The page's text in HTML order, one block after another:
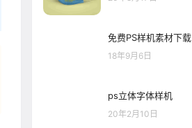
免费PS样机素材下载
18年9月6日
ps立体字体样机
20年2月10日